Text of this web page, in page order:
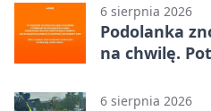
6 sierpnia 2026
Podolanka
na chwilę.
6 sierpnia 2026